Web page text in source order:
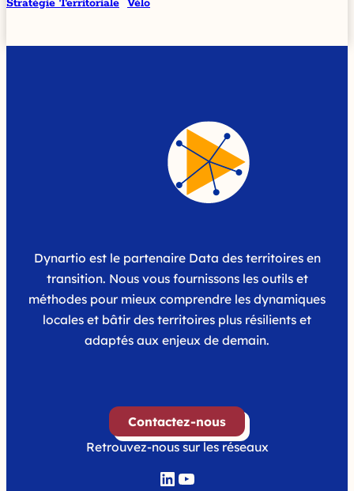
Stratégie Territoriale Vélo
Dynartio est le partenaire Data des territoires en
transition. Nous vous fournissons les outils et
méthodes pour mieux comprendre les dynamiques
locales et bâtir des territoires plus résilients et
adaptés aux enjeux de demain.
Contactez-nous
Retrouvez-nous sur les réseaux
LinkedIn
YouTube